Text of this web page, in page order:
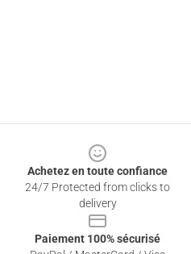
Achetez en toute confiance
24/7 Protected from clicks to
delivery
Paiement 100% sécurisé